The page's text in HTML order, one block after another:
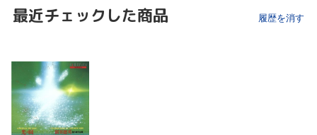
最近チェックした商品 履歴を消す